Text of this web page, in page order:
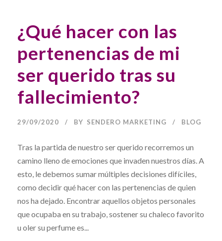
¿Qué hacer con las
pertenencias de mi
ser querido tras su
fallecimiento?
29/09/2020 BY SENDERO MARKETING BLOG
Tras la partida de nuestro ser querido recorremos un
camino lleno de emociones que invaden nuestros días. A
esto, le debemos sumar múltiples decisiones difíciles,
como decidir qué hacer con las pertenencias de quien
nos ha dejado. Encontrar aquellos objetos personales
que ocupaba en su trabajo, sostener su chaleco favorito
u oler su perfume es...